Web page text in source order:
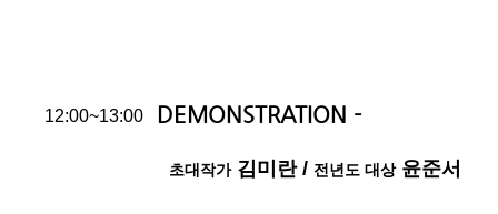
12:00~13:00 DEMONSTRATION -
초대작가김미란 / 전년도 대상윤준서